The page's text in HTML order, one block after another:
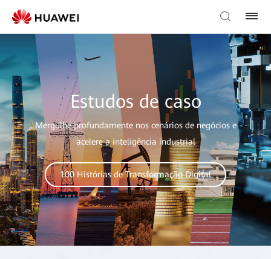
Estudos de caso
Mergulhe profundamente nos cenários de negócios e
acelere a inteligência industrial
100 Histórias de Transformação Digital